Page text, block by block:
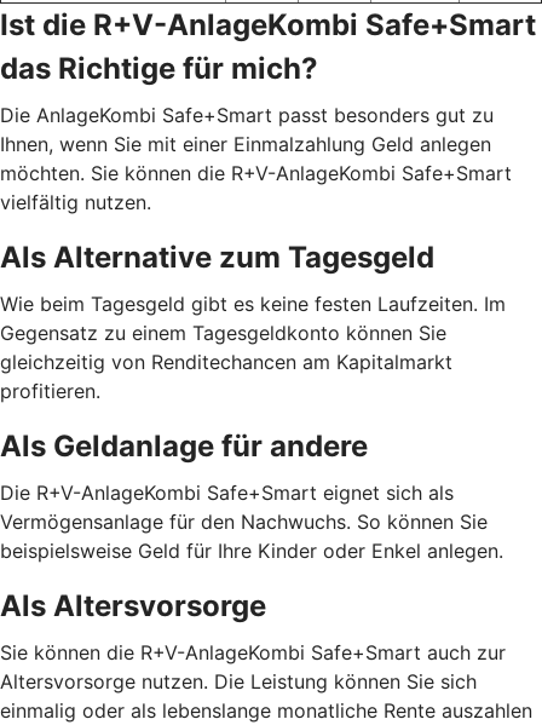
Ist die R+V-AnlageKombi Safe+Smart
das Richtige für mich?
Die AnlageKombi Safe+Smart passt besonders gut zu
Ihnen, wenn Sie mit einer Einmalzahlung Geld anlegen
möchten. Sie können die R+V-AnlageKombi Safe+Smart
vielfältig nutzen.
Als Alternative zum Tagesgeld
Wie beim Tagesgeld gibt es keine festen Laufzeiten. Im
Gegensatz zu einem Tagesgeldkonto können Sie
gleichzeitig von Renditechancen am Kapitalmarkt
profitieren.
Als Geldanlage für andere
Die R+V-AnlageKombi Safe+Smart eignet sich als
Vermögensanlage für den Nachwuchs. So können Sie
beispielsweise Geld für Ihre Kinder oder Enkel anlegen.
Als Altersvorsorge
Sie können die R+V-AnlageKombi Safe+Smart auch zur
Altersvorsorge nutzen. Die Leistung können Sie sich
einmalig oder als lebenslange monatliche Rente auszahlen